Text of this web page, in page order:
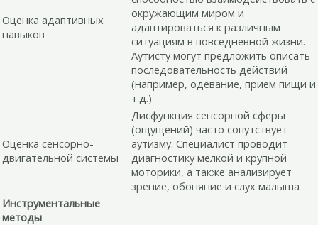
Оценка адаптивных
навыков
окружающим миром и
адаптироваться к различным
ситуациям в повседневной жизни.
Аутисту могут предложить описать
последовательность действий
(например, одевание, прием пищи и
т.д.)
Оценка сенсорно-
двигательной системы
Дисфункция сенсорной сферы
(ощущений) часто сопутствует
аутизму. Специалист проводит
диагностику мелкой и крупной
моторики, а также анализирует
зрение, обоняние и слух малыша
Инструментальные
методы